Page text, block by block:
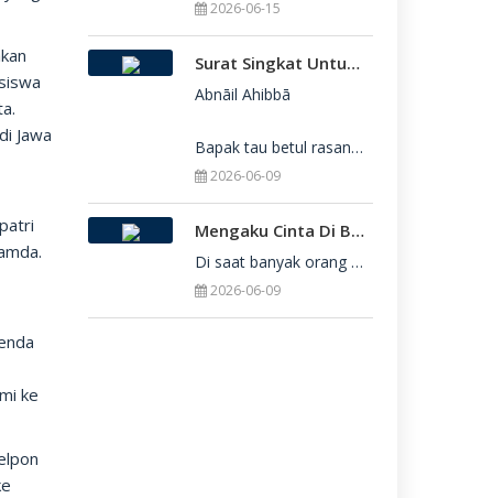
Jawa
ke
2026-06-15
Surat Singkat Untukmu Yang Belum Juga Diterima Di Perguruan Tinggi
Abnāil Ahibbā
Bapak tau betul rasanya berat sekali ketika dirimu belum juga diterima di Perguru
2026-06-09
Mengaku Cinta Di Balik Keterbatasan: Seni Menerima Diri Di Hadapan Ilahi
Di saat banyak orang yang serba menuntut kesempurnaan, kita sering kali terjebak dalam rasa bersalah
2026-06-09